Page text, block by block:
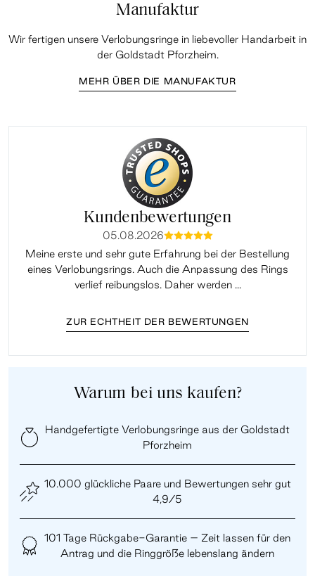
Manufaktur
Wir fertigen unsere Verlobungsringe in liebevoller Handarbeit in
der Goldstadt Pforzheim.
MEHR ÜBER DIE MANUFAKTUR
Kundenbewertungen
05.08.2026mmmmm
Meine erste und sehr gute Erfahrung bei der Bestellung
eines Verlobungsrings. Auch die Anpassung des Rings
verlief reibungslos. Daher werden ...
ZUR ECHTHEIT DER BEWERTUNGEN
Warum bei uns kaufen?
Handgefertigte Verlobungsringe aus der Goldstadt
Pforzheim
10.000 glückliche Paare und Bewertungen sehr gut
4,9/5
101 Tage Rückgabe-Garantie – Zeit lassen für den
Antrag und die Ringgröße lebenslang ändern